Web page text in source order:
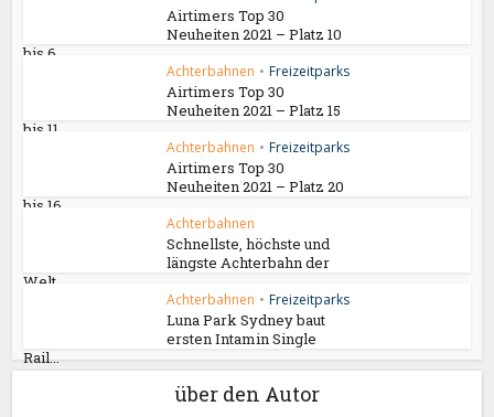
Airtimers Top 30
Neuheiten 2021 – Platz 10
bis 6
Achterbahnen • Freizeitparks
Airtimers Top 30
Neuheiten 2021 – Platz 15
bis 11
Achterbahnen • Freizeitparks
Airtimers Top 30
Neuheiten 2021 – Platz 20
bis 16
Achterbahnen
Schnellste, höchste und
längste Achterbahn der
Welt...
Achterbahnen • Freizeitparks
Luna Park Sydney baut
ersten Intamin Single
Rail...
über den Autor